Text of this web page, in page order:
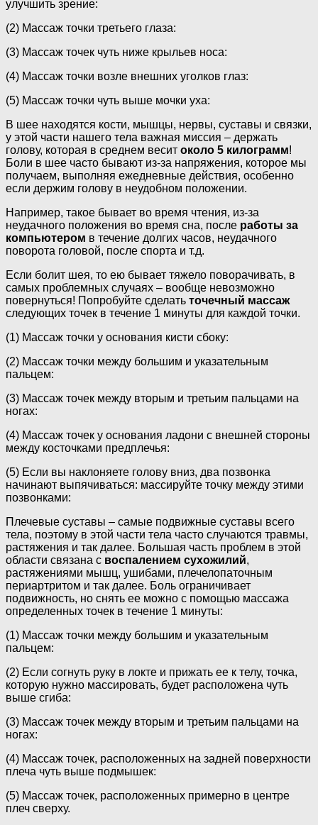
улучшить зрение:
(2) Массаж точки третьего глаза:
(3) Массаж точек чуть ниже крыльев носа:
(4) Массаж точки возле внешних уголков глаз:
(5) Массаж точки чуть выше мочки уха:
В шее находятся кости, мышцы, нервы, суставы и связки,
у этой части нашего тела важная миссия – держать
голову, которая в среднем весит около 5 килограмм!
Боли в шее часто бывают из-за напряжения, которое мы
получаем, выполняя ежедневные действия, особенно
если держим голову в неудобном положении.
Например, такое бывает во время чтения, из-за
неудачного положения во время сна, после работы за
компьютером в течение долгих часов, неудачного
поворота головой, после спорта и т.д.
Если болит шея, то ею бывает тяжело поворачивать, в
самых проблемных случаях – вообще невозможно
повернуться! Попробуйте сделать точечный массаж
следующих точек в течение 1 минуты для каждой точки.
(1) Массаж точки у основания кисти сбоку:
(2) Массаж точки между большим и указательным
пальцем:
(3) Массаж точек между вторым и третьим пальцами на
ногах:
(4) Массаж точек у основания ладони с внешней стороны
между косточками предплечья:
(5) Если вы наклоняете голову вниз, два позвонка
начинают выпячиваться: массируйте точку между этими
позвонками:
Плечевые суставы – самые подвижные суставы всего
тела, поэтому в этой части тела часто случаются травмы,
растяжения и так далее. Большая часть проблем в этой
области связана с воспалением сухожилий,
растяжениями мышц, ушибами, плечелопаточным
периартритом и так далее. Боль ограничивает
подвижность, но снять ее можно с помощью массажа
определенных точек в течение 1 минуты:
(1) Массаж точки между большим и указательным
пальцем:
(2) Если согнуть руку в локте и прижать ее к телу, точка,
которую нужно массировать, будет расположена чуть
выше сгиба:
(3) Массаж точек между вторым и третьим пальцами на
ногах:
(4) Массаж точек, расположенных на задней поверхности
плеча чуть выше подмышек:
(5) Массаж точек, расположенных примерно в центре
плеч сверху.